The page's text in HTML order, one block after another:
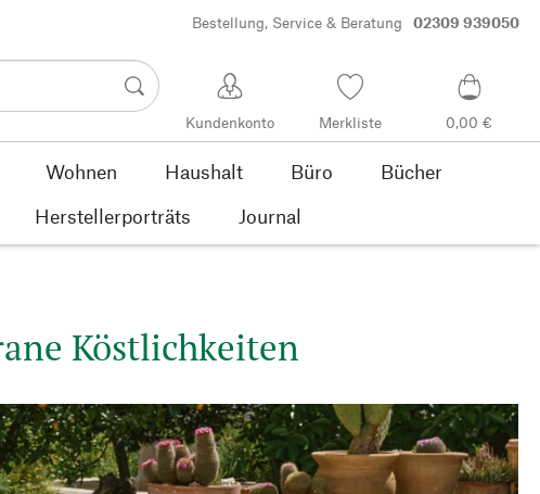
Bestellung, Service & Beratung 02309 939050
Kundenkonto Merkliste 0,00 €
Wohnen Haushalt Büro
Bücher
Herstellerporträts Journal
Köstlichkeiten